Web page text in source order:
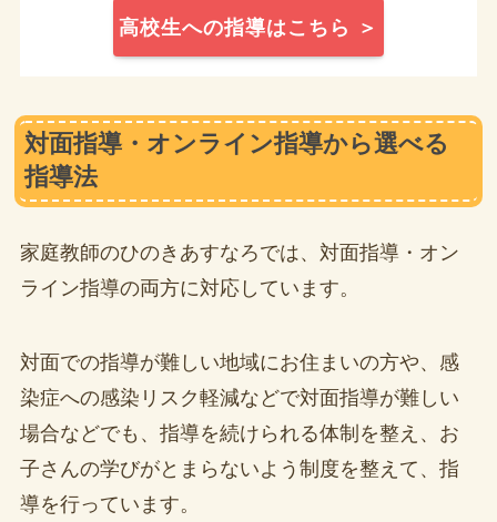
高校生への指導はこちら ＞
対面指導・オンライン指導から選べる
指導法
家庭教師のひのきあすなろでは、対面指導・オン
ライン指導の両方に対応しています。
対面での指導が難しい地域にお住まいの方や、感
染症への感染リスク軽減などで対面指導が難しい
場合などでも、指導を続けられる体制を整え、お
子さんの学びがとまらないよう制度を整えて、指
導を行っています。